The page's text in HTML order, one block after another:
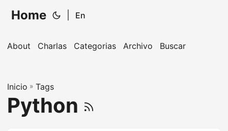
Home En
About Charlas Categorias Archivo Buscar
Inicio » Tags
Python